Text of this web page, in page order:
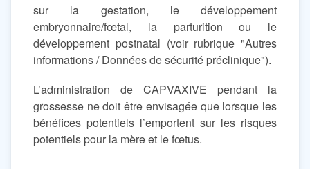
sur la gestation, le développement
embryonnaire/fœtal, la parturition ou le
développement postnatal (voir rubrique "Autres
informations / Données de sécurité préclinique").
L’administration de CAPVAXIVE pendant la
grossesse ne doit être envisagée que lorsque les
bénéfices potentiels l’emportent sur les risques
potentiels pour la mère et le fœtus.